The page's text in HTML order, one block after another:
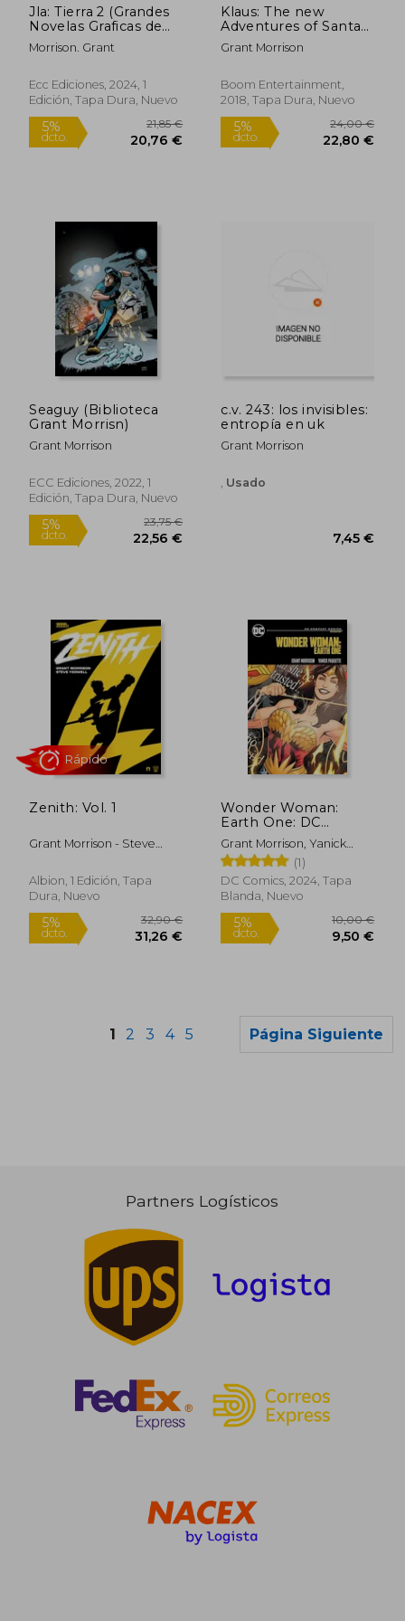
5%
dcto. 30,53 €
5% 21,24 € 5%
Jla: Tierra 2 (Grandes
Novelas Graficas de
dc)
Morrison. Grant
Ecc Ediciones, 2024, 1
Edición, Tapa Dura, Nuevo
20,76 €
Klaus: The new
Adventures of Santa
Claus (en Inglés)
Grant Morrison
Boom Entertainment,
2018, Tapa Dura, Nuevo
Seaguy (Biblioteca
Grant Morrisn)
Grant Morrison
ECC Ediciones, 2022, 1
Edición, Tapa Dura, Nuevo
c.v. 243: los invisibles:
entropía en uk
Grant Morrison
Usado
Zenith: Vol. 1
Grant Morrison - Steve
Albion, 1 Edición, Tapa
Dura, Nuevo
Wonder Woman:
Earth One: DC
Compact Comics
Edition (en Inglés)
Grant Morrison, Yanick
Paquette
(1)
DC Comics, 2024, Tapa
Blanda, Nuevo
1 2 3 4 5 Página Siguiente
Partners Logísticos